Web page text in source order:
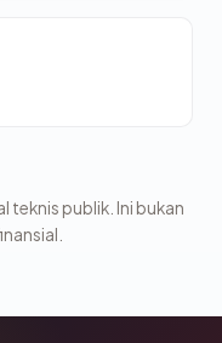
teknis publik. Ini bukan